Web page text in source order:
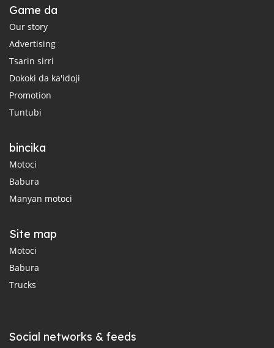
Game da
Our story
Advertising
Tsarin sirri
Dokoki da ka'idoji
Promotion
Tuntubi
bincika
Motoci
Babura
Manyan motoci
Site map
Motoci
Babura
Trucks
Social networks & feeds